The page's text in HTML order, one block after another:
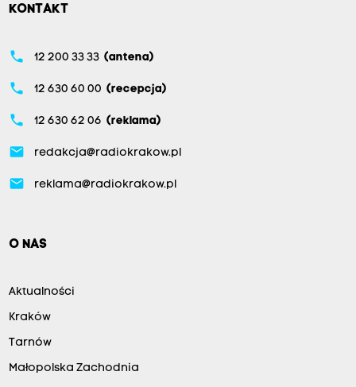
KONTAKT
phone 12 200 33 33 (antena)
phone 12 630 60 00 (recepcja)
phone 12 630 62 06 (reklama)
email redakcja@radiokrakow.pl
email reklama@radiokrakow.pl
O NAS
Aktualności
Kraków
Tarnów
Małopolska Zachodnia